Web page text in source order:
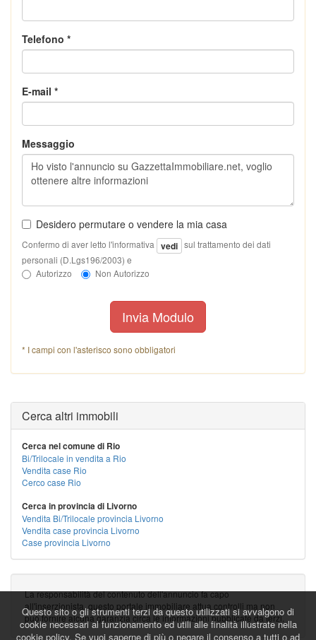
Telefono *
E-mail *
Messaggio
Desidero permutare o vendere la mia casa
Confermo di aver letto l'informativa vedi sul trattamento dei dati
personali (D.Lgs196/2003) e
Autorizzo
Non Autorizzo
Invia Modulo
* I campi con l'asterisco sono obbligatori
Cerca altri immobili
Cerca nel comune di Rio
Bi/Trilocale in vendita a Rio
Vendita case Rio
Cerco case Rio
Cerca in provincia di Livorno
Vendita Bi/Trilocale provincia Livorno
Vendita case provincia Livorno
Case provincia Livorno
La responsabilità del contenuto dell'annuncio fa capo
all'inserzionista, questo portale immobiliare attua controlli ma non
può fornire alcuna garanzia circa le informazioni pubblicate da terzi.
Questo sito o gli strumenti terzi da questo utilizzati si avvalgono di
cookie necessari al funzionamento ed utili alle finalità illustrate nella
cookie policy. Se vuoi saperne di più o negare il consenso a tutti o ad